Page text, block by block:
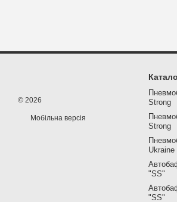
© 2026
Мобільна версія
Strong
Strong
Ukraine
"SS"
"SS"